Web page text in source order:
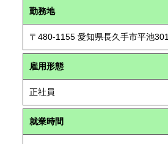
勤務地
〒480-1155 愛知県長久手市平池301
雇用形態
正社員
就業時間